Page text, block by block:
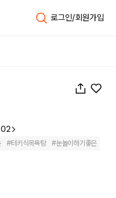
로그인/회원가입
#터키식목욕탕 #눈놀이하기좋은